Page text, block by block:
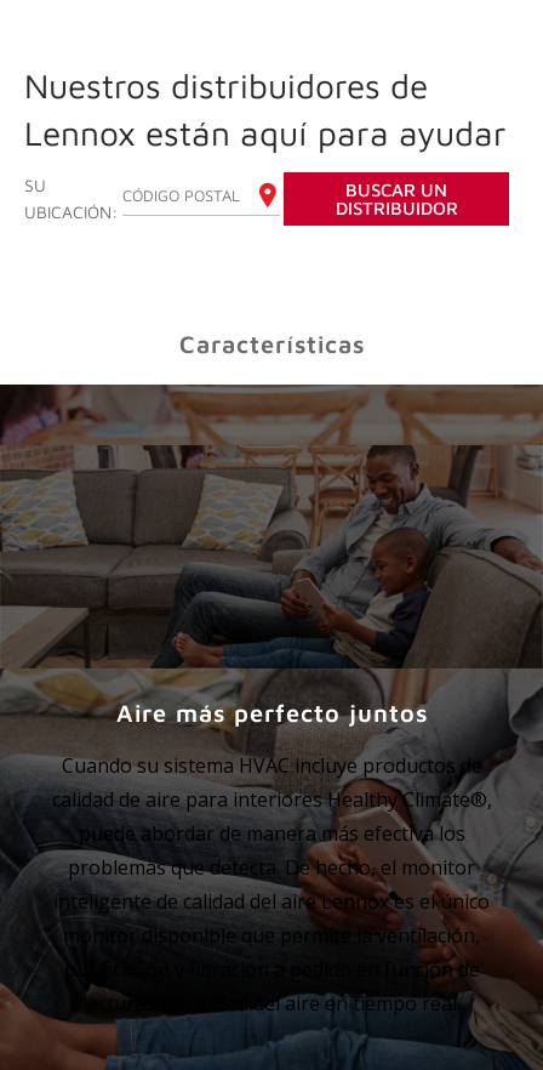
Nuestros distribuidores de
Lennox están aquí para ayudar
SU
UBICACIÓN:
INGRESE SU CÓDIGO POSTAL
BUSCAR UN
DISTRIBUIDOR
Características
Aire más perfecto juntos
Cuando su sistema HVAC incluye productos de
calidad de aire para interiores Healthy Climate®,
puede abordar de manera más efectiva los
problemas que detecta. De hecho, el monitor
inteligente de calidad del aire Lennox es el único
monitor disponible que permite la ventilación,
purificación y filtración a pedido en función de
lecturas de calidad del aire en tiempo real.